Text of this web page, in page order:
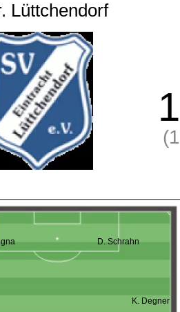
Lüttchendorf
1
(1
D. Schrahn
K. Degner